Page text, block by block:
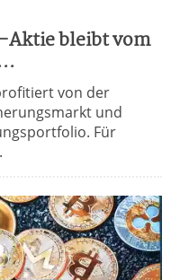
bleibt vom
von der
und
Für